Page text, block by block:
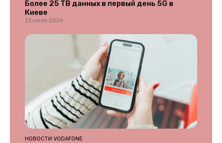
Более 25 ТВ данных в первый день 5G в
Киеве
23 июля 2026
НОВОСТИ VODAFONE